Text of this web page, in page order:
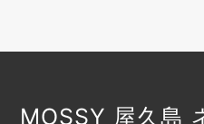
MOSSY 屋久島